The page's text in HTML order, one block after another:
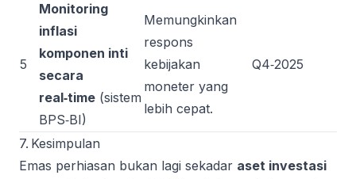
5
Monitoring
inflasi
komponen inti
secara
real‑time (sistem
BPS‑BI)
Memungkinkan
respons
kebijakan
moneter yang
lebih cepat.
Q4‑2025
7. Kesimpulan
Emas perhiasan bukan lagi sekadar aset investasi